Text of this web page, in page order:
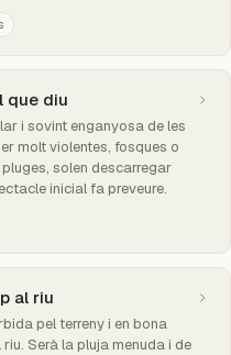
que diu
i sovint enganyosa de les
molt violentes, fosques o
solen descarregar
inicial fa preveure.
al riu
pel terreny i en bona
Serà la pluja menuda i de